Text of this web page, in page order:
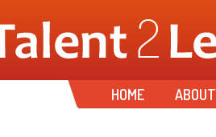
HOME ABOUT